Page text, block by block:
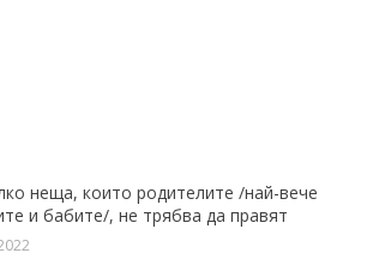
неща, които родителите /най-вече
и бабите/, не трябва да правят